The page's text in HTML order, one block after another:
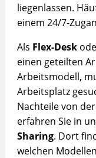
liegenlassen.
einem 24/7-
Als Flex-Desk
einen geteilten
Arbeitsmodell,
Arbeitsplatz
Nachteile von
erfahren Sie in
Sharing. Dort
welchen